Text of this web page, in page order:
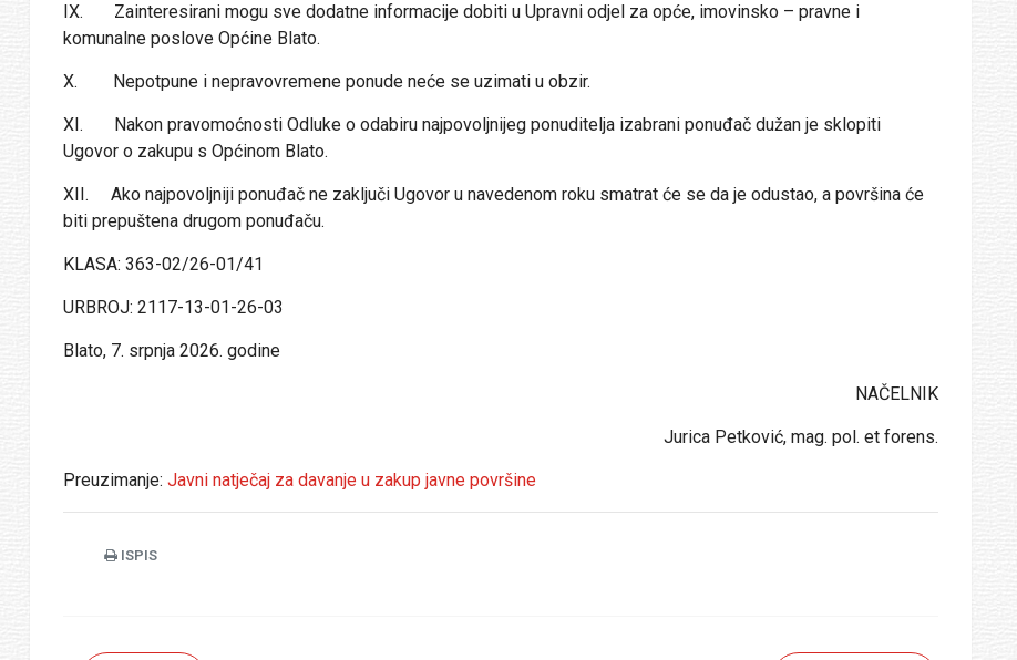
IX. Zainteresirani mogu sve dodatne informacije dobiti u Upravni odjel za opće, imovinsko – pravne i
komunalne poslove Općine Blato.
X. Nepotpune i nepravovremene ponude neće se uzimati u obzir.
XI. Nakon pravomoćnosti Odluke o odabiru najpovoljnijeg ponuditelja izabrani ponuđač dužan je sklopiti
Ugovor o zakupu s Općinom Blato.
XII. Ako najpovoljniji ponuđač ne zaključi Ugovor u navedenom roku smatrat će se da je odustao, a površina će
biti prepuštena drugom ponuđaču.
KLASA: 363-02/26-01/41
URBROJ: 2117-13-01-26-03
Blato, 7. srpnja 2026. godine
NAČELNIK
Jurica Petković, mag. pol. et forens.
Preuzimanje: Javni natječaj za davanje u zakup javne površine
ISPIS